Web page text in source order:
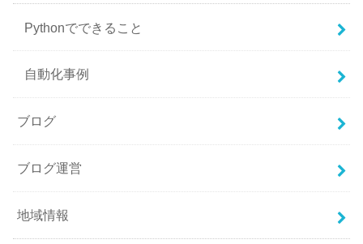
Pythonでできること
自動化事例
ブログ
ブログ運営
地域情報